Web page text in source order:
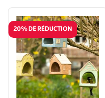
20% DE RÉDUCTION